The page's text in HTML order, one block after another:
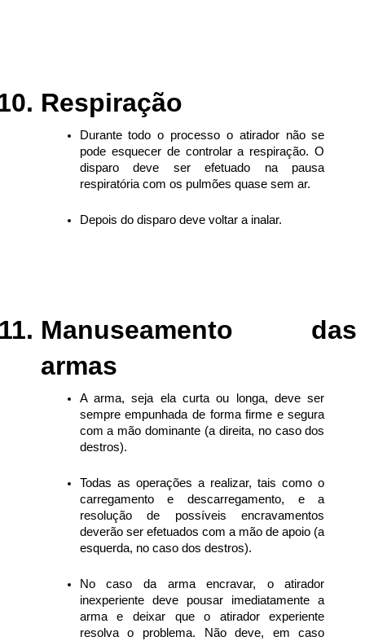
Respiração
Durante todo o processo o atirador não se
pode esquecer de controlar a respiração. O
disparo deve ser efetuado na pausa
respiratória com os pulmões quase sem ar.
Depois do disparo deve voltar a inalar.
Manuseamento das
armas
A arma, seja ela curta ou longa, deve ser
sempre empunhada de forma firme e segura
com a mão dominante (a direita, no caso dos
destros).
Todas as operações a realizar, tais como o
carregamento e descarregamento, e a
resolução de possíveis encravamentos
deverão ser efetuados com a mão de apoio (a
esquerda, no caso dos destros).
No caso da arma encravar, o atirador
inexperiente deve pousar imediatamente a
arma e deixar que o atirador experiente
resolva o problema. Não deve, em caso